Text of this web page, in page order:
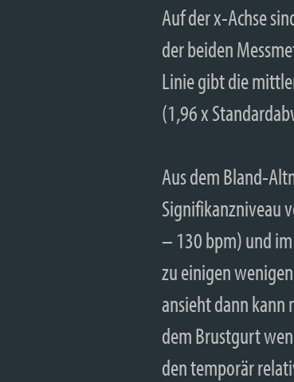
Auf der x-Achse
der beiden
Linie gibt die
(1,96 x
Aus dem Bland-
Signifikanzniveau
– 130 bpm) und
zu einigen
ansieht dann kann
dem Brustgurt
den temporär